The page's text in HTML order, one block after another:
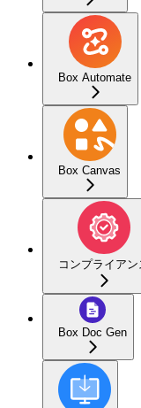
Box Automate
Box Canvas
コンプライアン
Box Doc Gen